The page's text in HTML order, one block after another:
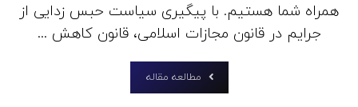
همراه شما هستیم. با پیگیری سیاست حبس زدایی از
جرایم در قانون مجازات اسلامی، قانون کاهش ...
مطالعه مقاله